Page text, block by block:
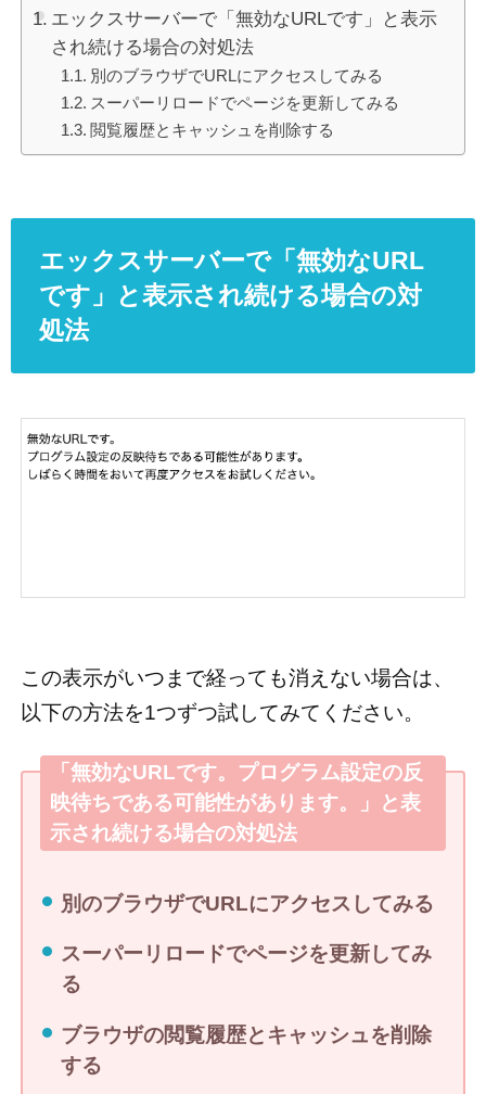
エックスサーバーで「無効なURLです」と表示
され続ける場合の対処法
別のブラウザでURLにアクセスしてみる
スーパーリロードでページを更新してみる
閲覧履歴とキャッシュを削除する
エックスサーバーで「無効なURL
です」と表示され続ける場合の対
処法
この表示がいつまで経っても消えない場合は、
以下の方法を1つずつ試してみてください。
「無効なURLです。プログラム設定の反
映待ちである可能性があります。」と表
示され続ける場合の対処法
別のブラウザでURLにアクセスしてみる
スーパーリロードでページを更新してみ
る
ブラウザの閲覧履歴とキャッシュを削除
する